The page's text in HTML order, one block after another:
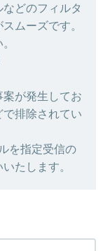
どのフィルタ
ムーズです。
が発生してお
で排除されてい
を指定受信の
たします。